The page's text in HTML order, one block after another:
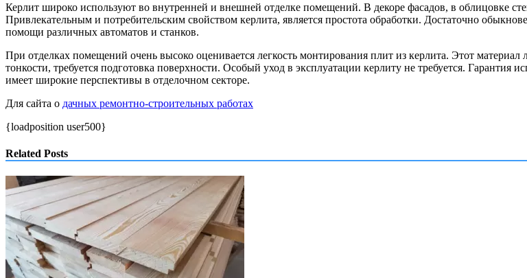
Керлит широко используют во внутренней и внешней отделке помещений. В декоре фасадов, в облицовке
Привлекательным и потребительским свойством керлита, является простота обработки. Достаточно
помощи различных автоматов и станков.
При отделках помещений очень высоко оценивается легкость монтирования плит из керлита. Этот
тонкости, требуется подготовка поверхности. Особый уход в эксплуатации керлиту не требуется. Гарантия
имеет широкие перспективы в отделочном секторе.
Для сайта о дачных ремонтно-строительных работах
{loadposition user500}
Related Posts